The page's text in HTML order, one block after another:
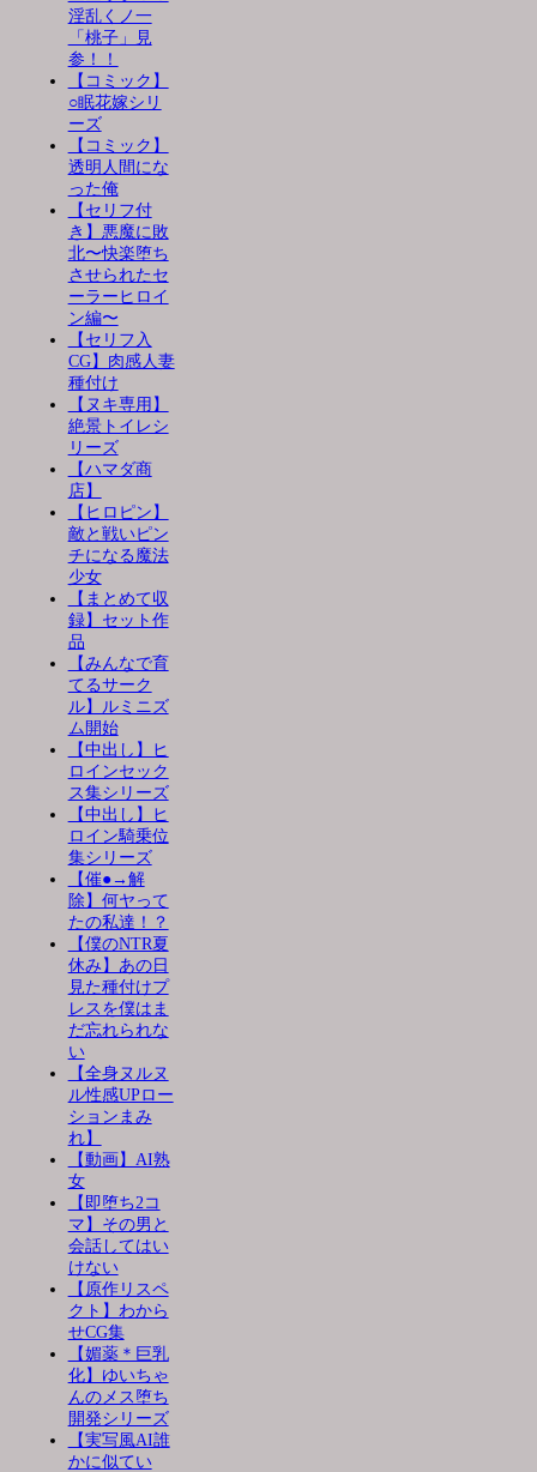
淫乱くノ一
「桃子」見
参！！
【コミック】
○眠花嫁シリ
ーズ
【コミック】
透明人間にな
った俺
【セリフ付
き】悪魔に敗
北〜快楽堕ち
させられたセ
ーラーヒロイ
ン編〜
【セリフ入
CG】肉感人妻
種付け
【ヌキ専用】
絶景トイレシ
リーズ
【ハマダ商
店】
【ヒロピン】
敵と戦いピン
チになる魔法
少女
【まとめて収
録】セット作
品
【みんなで育
てるサーク
ル】ルミニズ
ム開始
【中出し】ヒ
ロインセック
ス集シリーズ
【中出し】ヒ
ロイン騎乗位
集シリーズ
【催●→解
除】何ヤって
たの私達！？
【僕のNTR夏
休み】あの日
見た種付けプ
レスを僕はま
だ忘れられな
い
【全身ヌルヌ
ル性感UPロー
ションまみ
れ】
【動画】AI熟
女
【即堕ち2コ
マ】その男と
会話してはい
けない
【原作リスペ
クト】わから
せCG集
【媚薬＊巨乳
化】ゆいちゃ
んのメス堕ち
開発シリーズ
【実写風AI誰
かに似てい